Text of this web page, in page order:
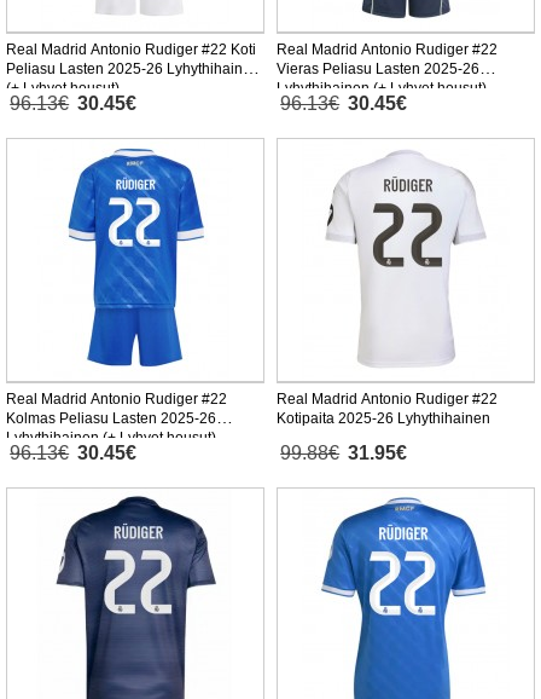
Real Madrid Antonio Rudiger #22 Koti
Peliasu Lasten 2025-26 Lyhythihainen
(+ Lyhyet housut)
96.13€ 30.45€
Real Madrid Antonio Rudiger #22
Vieras Peliasu Lasten 2025-26
Lyhythihainen (+ Lyhyet housut)
96.13€ 30.45€
Real Madrid Antonio Rudiger #22
Kolmas Peliasu Lasten 2025-26
Lyhythihainen (+ Lyhyet housut)
96.13€ 30.45€
Real Madrid Antonio Rudiger #22
Kotipaita 2025-26 Lyhythihainen
99.88€ 31.95€